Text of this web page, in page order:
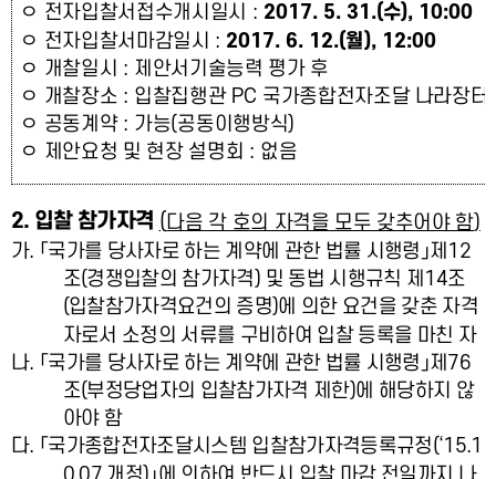
ㅇ 전자입찰서접수개시일시 : 2017. 5. 31.(수), 10:00
ㅇ 전자입찰서마감일시 : 2017. 6. 12.(월), 12:00
ㅇ 개찰일시 : 제안서기술능력 평가 후
ㅇ 개찰장소 : 입찰집행관 PC 국가종합전자조달 나라장터
ㅇ 공동계약 : 가능(공동이행방식)
ㅇ 제안요청 및 현장 설명회 : 없음
2. 입찰 참가자격 ( 다음 각 호의 자격을 모두 갖추어야 함)
가. 「 국가를 당사자로 하는 계약에 관한 법률 시행령 」제 12
조(경쟁입찰의 참가자격 ) 및 동법 시행규칙 제 14조
(입찰참가자격요건의 증명)에 의한 요건을 갖춘 자격
자로서 소정의 서류를 구비하여 입찰 등록을 마친 자
나. 「국가를 당사자로 하는 계약에 관한 법률 시행령 」제 76
조(부정당업자의 입찰참가자격 제한)에 해당하지 않
아야 함
다. 「 국가종합전자조달시스템 입찰참가자격등록규정(‘15.1
0.07 개정) 」에 의하여 반드시 입찰 마감 전일까지 나